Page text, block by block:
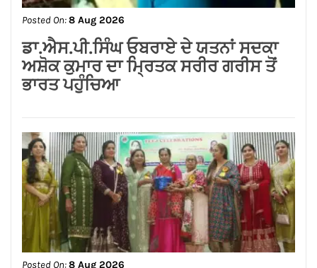
Posted On: 8 Aug 2026
ਡਾ.ਐਸ.ਪੀ.ਸਿੰਘ ਓਬਰਾਏ ਦੇ ਯਤਨਾਂ ਸਦਕਾ
ਅਸ਼ੋਕ ਕੁਮਾਰ ਦਾ ਮ੍ਰਿਤਕ ਸਰੀਰ ਗਰੀਸ ਤੋਂ
ਭਾਰਤ ਪਹੁੰਚਿਆ